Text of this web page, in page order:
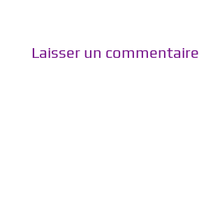
Laisser un commentaire